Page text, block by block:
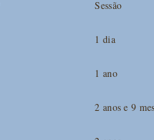
Sessão
1 dia
1 ano
2 anos e 9